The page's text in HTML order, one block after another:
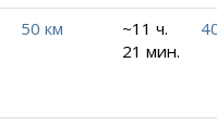
50 км
~11 ч.
21 мин.